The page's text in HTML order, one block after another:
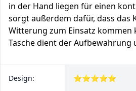
in der Hand liegen für einen
sorgt außerdem dafür, dass das
Witterung zum Einsatz kommen
Tasche dient der Aufbewahrung
Design: ⭐⭐⭐⭐⭐